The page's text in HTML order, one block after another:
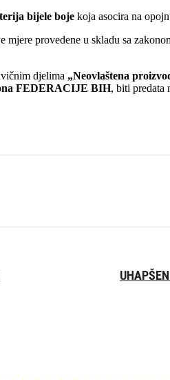
bijele boje koja asocira na
mjere provedene u skladu sa
djelima „Neovlaštena
FEDERACIJE BIH, biti predata